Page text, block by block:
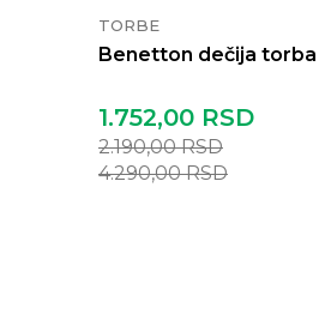
TORBE
Benetton dečija torba
1.752,00 RSD
2.190,00RSD
4.290,00RSD